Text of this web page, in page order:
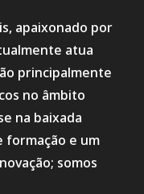
apaixonado por
atua
principalmente
no âmbito
na baixada
formação e um
somos